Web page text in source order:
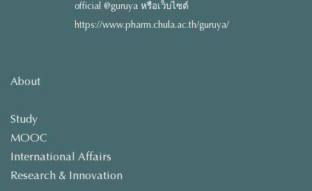
official @guruya หรือเว็บไซต์
https://www.pharm.chula.ac.th/guruya/
About
Study
MOOC
International Affairs
Research & Innovation